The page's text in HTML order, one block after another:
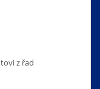
z řad